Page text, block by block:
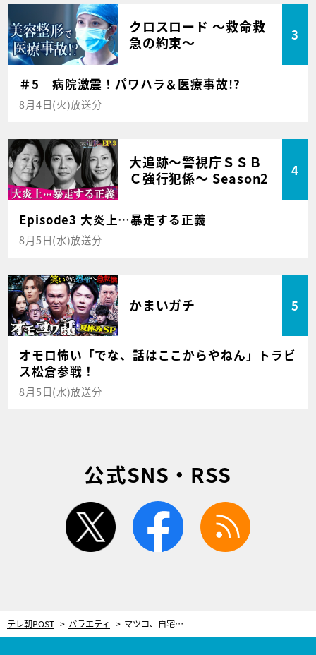
クロスロード ～救命救
急の約束～
3
＃5 病院激震！パワハラ＆医療事故!?
8月4日(火)放送分
大追跡～警視庁ＳＳＢ
Ｃ強行犯係～ Season2
4
Episode3 大炎上…暴走する正義
8月5日(水)放送分
かまいガチ 5
オモロ怖い「でな、話はここからやねん」トラビ
ス松倉参戦！
8月5日(水)放送分
公式SNS・RSS
twitter facebook
テレ朝POST バラエティ マツコ、自宅で陥った大ピンチに涙！有吉も下北沢で“赤ちゃん状態”になった過去を告白